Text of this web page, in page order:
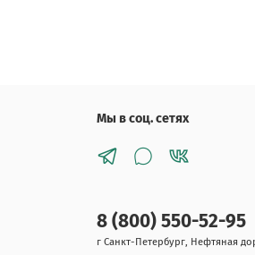
Мы в соц. сетях
8 (800) 550-52-95
г Санкт-Петербург, Нефтяная